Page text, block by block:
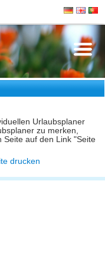
Urlaubsplaner
zu merken,
Seite auf den Link "Seite
drucken